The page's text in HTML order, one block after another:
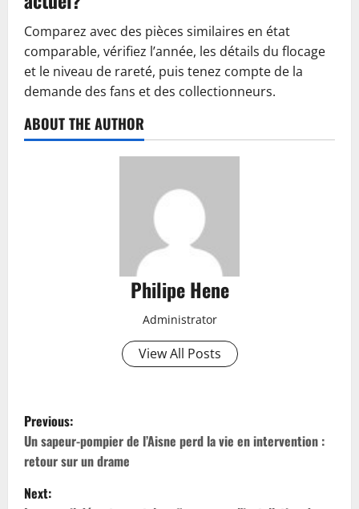
Comparez avec des pièces similaires en état
comparable, vérifiez l’année, les détails du flocage
et le niveau de rareté, puis tenez compte de la
demande des fans et des collectionneurs.
ABOUT THE AUTHOR
Philipe Hene
Administrator
View All Posts
P
o
s
Previous:
Un sapeur-pompier de l’Aisne perd la vie en intervention :
retour sur un drame
Next: